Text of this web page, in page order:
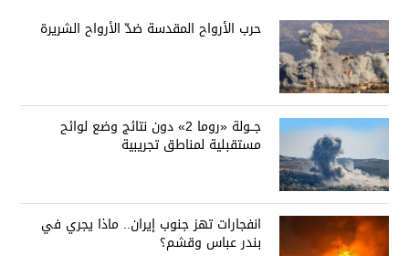
حرب الأرواح المقدسة ضدّ الأرواح الشريرة
جــولة «روما 2» دون نتائج وضع لوائح
مستقبلية لمناطق تجريبية
انفجارات تهز جنوب إيران.. ماذا يجري في
بندر عباس وقشم؟